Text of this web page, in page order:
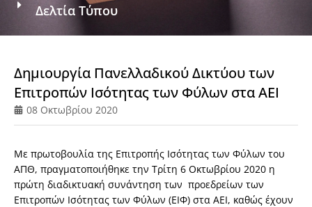
Δελτία Τύπου
Δημιουργία Πανελλαδικού Δικτύου των
Επιτροπών Ισότητας των Φύλων στα ΑΕΙ
08 Οκτωβρίου 2020
Με πρωτοβουλία της Επιτροπής Ισότητας των Φύλων του
ΑΠΘ, πραγματοποιήθηκε την Τρίτη 6 Οκτωβρίου 2020 η
πρώτη διαδικτυακή συνάντηση των προεδρείων των
Επιτροπών Ισότητας των Φύλων (ΕΙΦ) στα ΑΕΙ, καθώς έχουν